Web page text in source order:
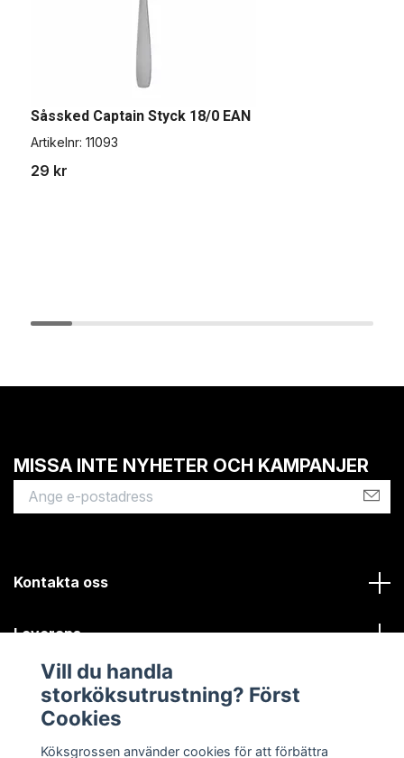
Såssked Captain Styck 18/0 EAN
Artikelnr: 11093
29 kr
MISSA INTE NYHETER OCH KAMPANJER
Kontakta oss
Leverans
Kundinformation
Vill du handla
storköksutrustning? Först
Cookies
Köksgrossen använder cookies för att förbättra